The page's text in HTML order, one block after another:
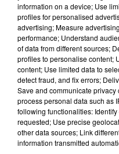
indemniser les
chacune. En revanche,
préjudice d’anxiété
civiles. Un regret pour
l’association de
Sarthe :"Ils vivent tous
au-dessus de la tête.
tout moment, soit des
mésothéliome, mais
du mal à reconnaître
information on a device; Use
profiles for personalised
advertising; Measure
performance; Understand
of data from different sources;
profiles to personalise content;
content; Use limited data to
detect fraud, and fix errors;
Save and communicate
process personal data such as
following functionalities:
requested; Use precise
other data sources; Link
information transmitted